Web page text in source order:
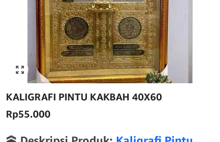
Click to enlarge
KALIGRAFI PINTU KAKBAH 40X60
Rp55.000